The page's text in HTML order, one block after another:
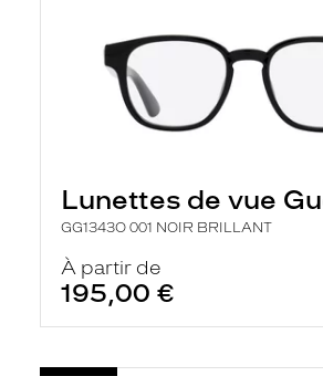
Lunettes de vue
GG1343O 001 NOIR BRILLANT
À partir de
195,00 €